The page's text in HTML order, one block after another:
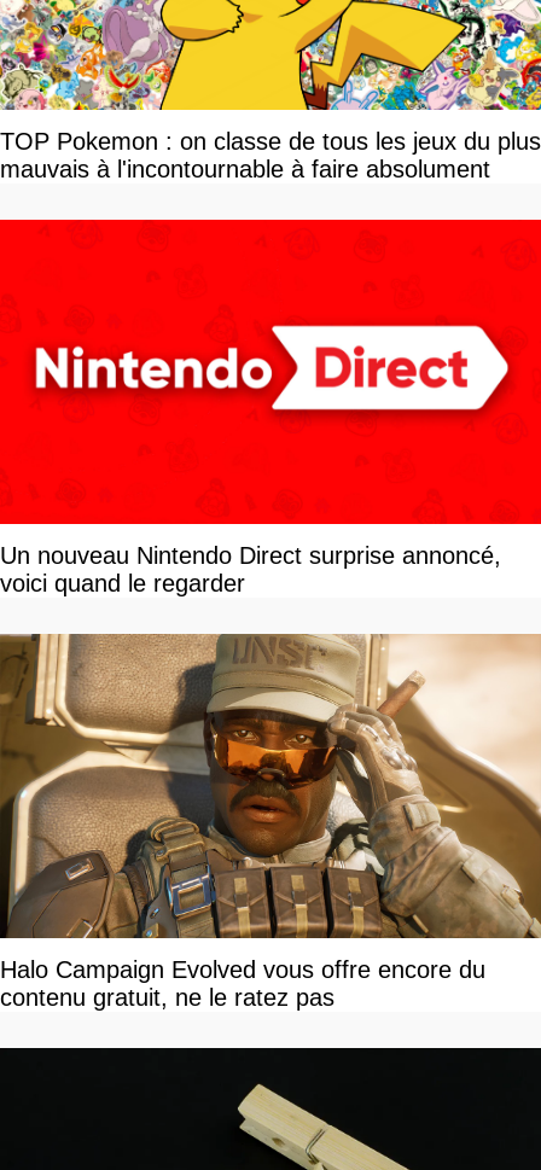
TOP Pokemon : on classe de tous les jeux du plus
mauvais à l'incontournable à faire absolument
Un nouveau Nintendo Direct surprise annoncé,
voici quand le regarder
Halo Campaign Evolved vous offre encore du
contenu gratuit, ne le ratez pas